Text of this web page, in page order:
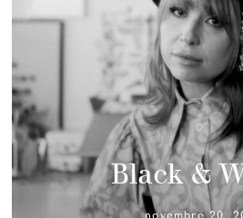
Black &
novembre 20,